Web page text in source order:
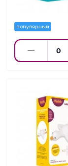
популярный